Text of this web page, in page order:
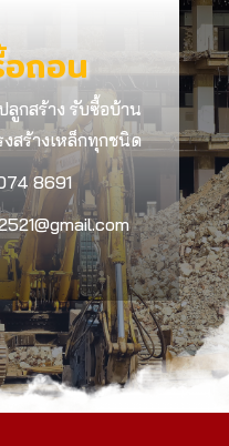
ถอน
ลูกสร้าง รับซื้อบ้าน
สร้างเหล็กทุกชนิด
8691